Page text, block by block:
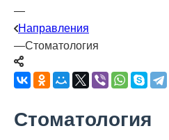
—
Направления
—Стоматология
Стоматология